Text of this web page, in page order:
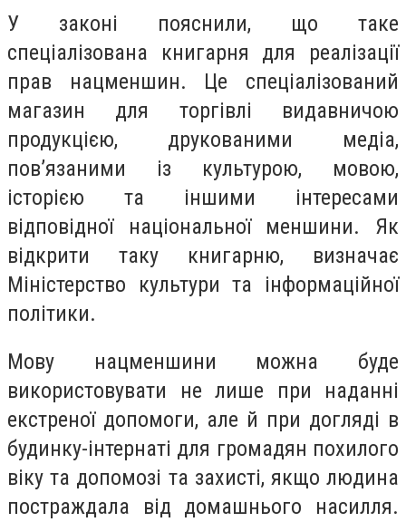
У законі пояснили, що таке
спеціалізована книгарня для реалізації
прав нацменшин. Це спеціалізований
магазин для торгівлі видавничою
продукцією, друкованими медіа,
пов’язаними із культурою, мовою,
історією та іншими інтересами
відповідної національної меншини. Як
відкрити таку книгарню, визначає
Міністерство культури та інформаційної
політики.
Мову нацменшини можна буде
використовувати не лише при наданні
екстреної допомоги, але й при догляді в
будинку-інтернаті для громадян похилого
віку та допомозі та захисті, якщо людина
постраждала від домашнього насилля.